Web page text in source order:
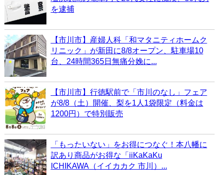
を逮捕
【市川市】産婦人科「和マタニティホームク
リニック」が新田に8/8オープン、駐車場10
台、24時間365日無痛分娩に...
【市川市】行徳駅前で「市川のなし」フェア
が8/8（土）開催、梨を1人1袋限定（料金は
1200円）で特別販売
「もったいない」をお得につなぐ！本八幡に
訳あり商品がお得な「iiKaKaKu
ICHIKAWA（イイカカク 市川）...